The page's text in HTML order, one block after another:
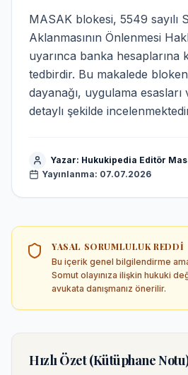
MASAK blokesi, 5549 sayılı
Aklanmasının Önlenmesi
uyarınca banka hesaplarına
tedbirdir. Bu makalede
dayanağı, uygulama esasları
detaylı şekilde
Yazar: Hukukipedia Editör
Yayınlanma: 07.07.2026
YASAL SORUMLULUK REDDI
Bu içerik genel bilgilendirme
Somut olayınıza ilişkin hukuki
avukata danışmanız önerilir.
Hızlı Özet (Kütüphane